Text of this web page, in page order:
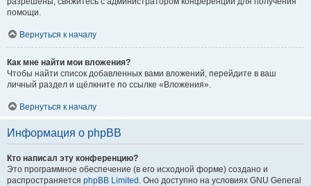
помощи.
Вернуться к началу
Как мне найти мои вложения?
Чтобы найти список добавленных вами вложений, перейдите в ваш
личный раздел и щёлкните по ссылке «Вложения».
Вернуться к началу
Информация о phpBB
Кто написал эту конференцию?
Это программное обеспечение (в его исходной форме) создано и
распространяется phpBB Limited . Оно доступно на условиях GNU General